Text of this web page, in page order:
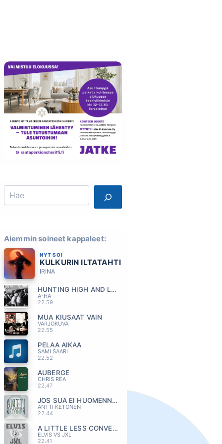
Search
Aiemmin soineet kappaleet:
NYT SOI
KULKURIN ILTATÄHTI
IRINA
HUNTING HIGH AND LOW
A-HA
22.59
MUA KIUSAAT VAIN
VARJOKUVA
22.55
PELAA AIKAA
SAMI SAARI
22.52
AUBERGE
CHRIS REA
22.47
JOS SUA EI HUOMENNA OIS
ANTTI KETONEN
22.44
A LITTLE LESS CONVERSATION
ELVIS VS JXL
22.41